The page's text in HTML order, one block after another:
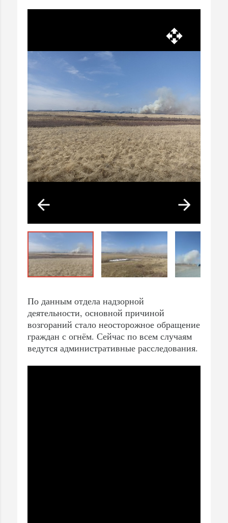
По данным отдела надзорной
деятельности, основной причиной
возгораний стало неосторожное обращение
граждан с огнём. Сейчас по всем случаям
ведутся административные расследования.